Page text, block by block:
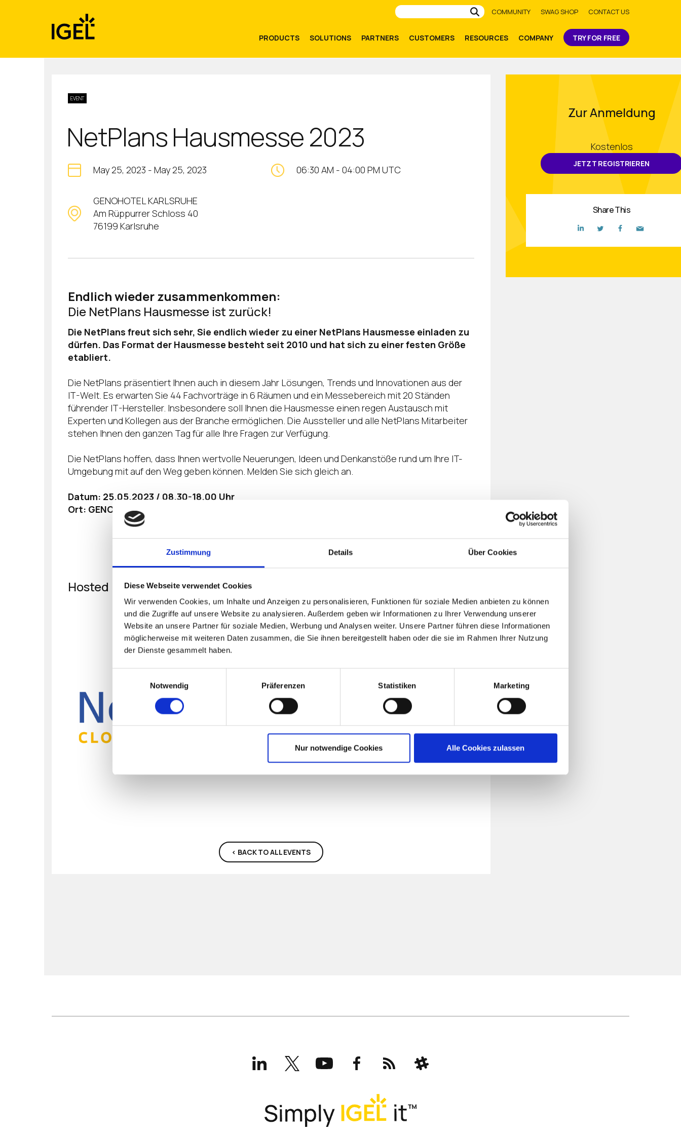
Zustimmung Details Über Cookies
Diese Webseite verwendet Cookies
Wir verwenden Cookies, um Inhalte und Anzeigen zu personalisieren, Funktionen für soziale Medien anbieten zu können
und die Zugriffe auf unsere Website zu analysieren. Außerdem geben wir Informationen zu Ihrer Verwendung unserer
Website an unsere Partner für soziale Medien, Werbung und Analysen weiter. Unsere Partner führen diese Informationen
möglicherweise mit weiteren Daten zusammen, die Sie ihnen bereitgestellt haben oder die sie im Rahmen Ihrer Nutzung
der Dienste gesammelt haben.
Notwendig
Präferenzen Statistiken Marketing
Nur notwendige Cookies Alle Cookies zulassen
Submit
COMMUNITY SWAG SHOP CONTACT US
PRODUCTS SOLUTIONS PARTNERS CUSTOMERS RESOURCES COMPANY TRY FOR FREE
EVENT
NetPlans Hausmesse 2023
May 25, 2023 - May 25, 2023 06:30 AM - 04:00 PM UTC
GENOHOTEL KARLSRUHE
Am Rüppurrer Schloss 40
76199 Karlsruhe
Endlich wieder zusammenkommen:
Die NetPlans Hausmesse ist zurück!
Die NetPlans freut sich sehr, Sie endlich wieder zu einer NetPlans Hausmesse einladen zu
dürfen. Das Format der Hausmesse besteht seit 2010 und hat sich zu einer festen Größe
etabliert.
Die NetPlans präsentiert Ihnen auch in diesem Jahr Lösungen, Trends und Innovationen aus der
IT-Welt. Es erwarten Sie 44 Fachvorträge in 6 Räumen und ein Messebereich mit 20 Ständen
führender IT-Hersteller. Insbesondere soll Ihnen die Hausmesse einen regen Austausch mit
Experten und Kollegen aus der Branche ermöglichen. Die Aussteller und alle NetPlans Mitarbeiter
stehen Ihnen den ganzen Tag für alle Ihre Fragen zur Verfügung.
Die NetPlans hoffen, dass Ihnen wertvolle Neuerungen, Ideen und Denkanstöße rund um Ihre IT-
Umgebung mit auf den Weg geben können. Melden Sie sich gleich an.
Datum: 25.05.2023 / 08.30-18.00 Uhr
Ort: GENOHOTEL KARLSRUHE, Am Rüppurrer Schloss 40, 76199 Karlsruhe
Hosted By
< BACK TO ALL EVENTS
Zur Anmeldung
Kostenlos
JETZT REGISTRIEREN
Share This
LinkedInX
(formerly
Twitter)
YouTubeFacebookRSS Slack